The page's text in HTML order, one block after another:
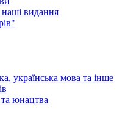
видання
українська мова та інше
та юнацтва